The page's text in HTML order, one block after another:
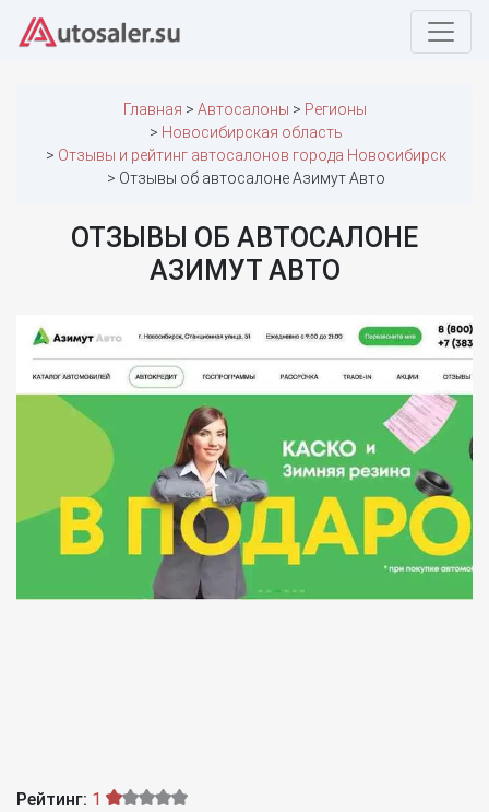
Главная Автосалоны
Регионы
Новосибирская область
Отзывы и рейтинг автосалонов города Новосибирск
Отзывы об автосалоне Азимут Авто
ОТЗЫВЫ ОБ АВТОСАЛОНЕ
АЗИМУТ АВТО
Рейтинг: 1